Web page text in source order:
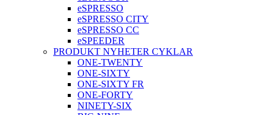
eSPRESSO
eSPRESSO CITY
eSPRESSO CC
eSPEEDER
PRODUKT NYHETER CYKLAR
ONE-TWENTY
ONE-SIXTY
ONE-SIXTY FR
ONE-FORTY
NINETY-SIX